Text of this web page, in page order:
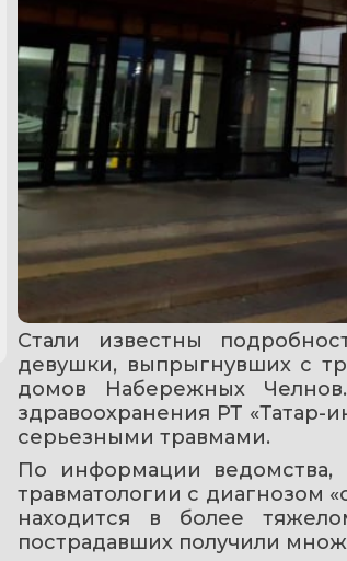
Стали известны
девушки, выпрыгнувших с
домов Набережных
здравоохранения РТ «Татар-
серьезными травмами.
По информации ведомства,
травматологии с диагнозом
находится в более
пострадавших получили